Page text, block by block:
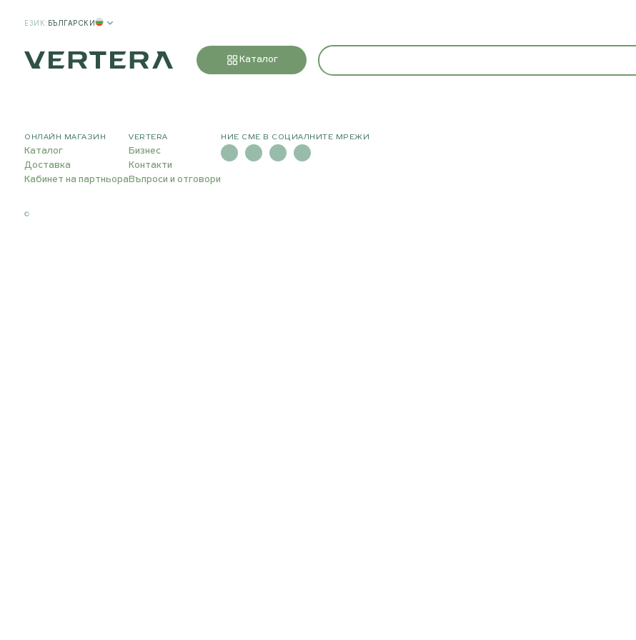
ЕЗИК: БЪЛГАРСКИ
Каталог
ОНЛАЙН МАГАЗИН
Каталог
Доставка
Кабинет на партньора
VERTERA
Бизнес
Контакти
Въпроси и отговори
НИЕ СМЕ В СОЦИАЛНИТЕ МРЕЖИ
©